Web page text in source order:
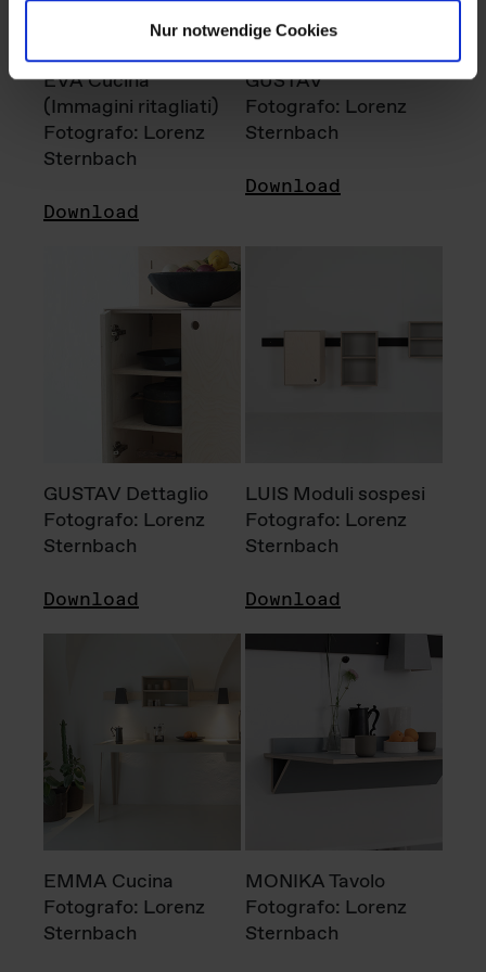
Nur notwendige Cookies
EVA Cucina
(Immagini ritagliati)
Fotografo: Lorenz
Sternbach
Download
GUSTAV
Fotografo: Lorenz
Sternbach
Download
GUSTAV Dettaglio
Fotografo: Lorenz
Sternbach
Download
LUIS Moduli sospesi
Fotografo: Lorenz
Sternbach
Download
EMMA Cucina
Fotografo: Lorenz
Sternbach
MONIKA Tavolo
Fotografo: Lorenz
Sternbach